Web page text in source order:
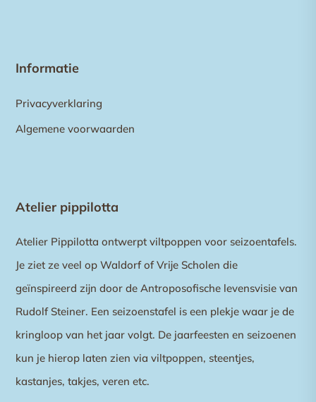
Informatie
Privacyverklaring
Algemene voorwaarden
Atelier pippilotta
Atelier Pippilotta ontwerpt viltpoppen voor seizoentafels.
Je ziet ze veel op Waldorf of Vrije Scholen die
geïnspireerd zijn door de Antroposofische levensvisie van
Rudolf Steiner. Een seizoenstafel is een plekje waar je de
kringloop van het jaar volgt. De jaarfeesten en seizoenen
kun je hierop laten zien via viltpoppen, steentjes,
kastanjes, takjes, veren etc.